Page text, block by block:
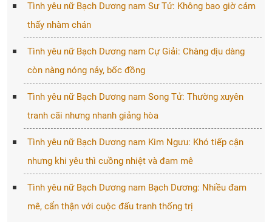
Tình yêu nữ Bạch Dương nam Sư Tử: Không bao giờ cảm
thấy nhàm chán
Tình yêu nữ Bạch Dương nam Cự Giải: Chàng dịu dàng
còn nàng nóng nảy, bốc đồng
Tình yêu nữ Bạch Dương nam Song Tử: Thường xuyên
tranh cãi nhưng nhanh giảng hòa
Tình yêu nữ Bạch Dương nam Kim Ngưu: Khó tiếp cận
nhưng khi yêu thì cuồng nhiệt và đam mê
Tình yêu nữ Bạch Dương nam Bạch Dương: Nhiều đam
mê, cẩn thận với cuộc đấu tranh thống trị